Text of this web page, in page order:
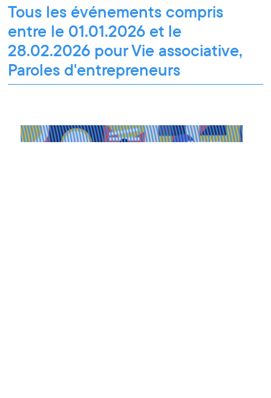
Tous les événements compris
entre le 01.01.2026 et le
28.02.2026 pour Vie associative,
Paroles d'entrepreneurs